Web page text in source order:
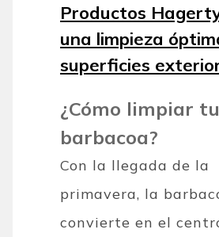
Productos
una limpieza
superficies
¿Cómo limpiar tu
barbacoa?
Con la llegada de la
primavera, la
convierte en el